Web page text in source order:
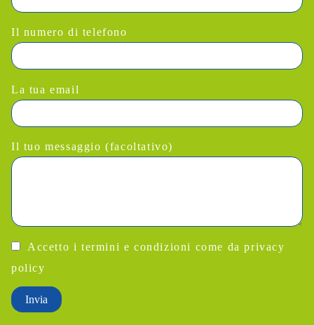
Il numero di telefono
La tua email
Il tuo messaggio (facoltativo)
Accetto i termini e condizioni come daprivacy
policy